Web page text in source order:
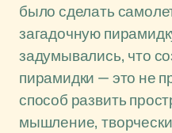
было сделать
загадочную
задумывались, что
пирамидки — это не
способ развить
мышление,